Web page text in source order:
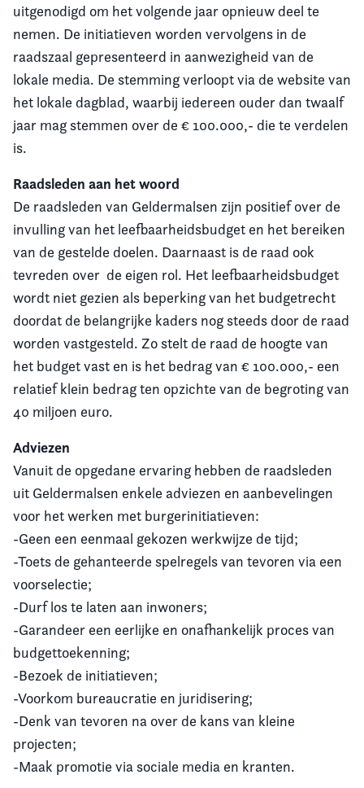
uitgenodigd om het volgende jaar opnieuw deel te
nemen. De initiatieven worden vervolgens in de
raadszaal gepresenteerd in aanwezigheid van de
lokale media. De stemming verloopt via de website van
het lokale dagblad, waarbij iedereen ouder dan twaalf
jaar mag stemmen over de € 100.000,- die te verdelen
is.
Raadsleden aan het woord
De raadsleden van Geldermalsen zijn positief over de
invulling van het leefbaarheidsbudget en het bereiken
van de gestelde doelen. Daarnaast is de raad ook
tevreden over de eigen rol. Het leefbaarheidsbudget
wordt niet gezien als beperking van het budgetrecht
doordat de belangrijke kaders nog steeds door de raad
worden vastgesteld. Zo stelt de raad de hoogte van
het budget vast en is het bedrag van € 100.000,- een
relatief klein bedrag ten opzichte van de begroting van
40 miljoen euro.
Adviezen
Vanuit de opgedane ervaring hebben de raadsleden
uit Geldermalsen enkele adviezen en aanbevelingen
voor het werken met burgerinitiatieven:
-Geen een eenmaal gekozen werkwijze de tijd;
-Toets de gehanteerde spelregels van tevoren via een
voorselectie;
-Durf los te laten aan inwoners;
-Garandeer een eerlijke en onafhankelijk proces van
budgettoekenning;
-Bezoek de initiatieven;
-Voorkom bureaucratie en juridisering;
-Denk van tevoren na over de kans van kleine
projecten;
-Maak promotie via sociale media en kranten.